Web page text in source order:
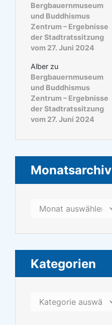
Bergbauernmuseum
und Buddhismus
Zentrum – Ergebnisse
der Stadtratssitzung
vom 27. Juni 2024
Alber zu
Bergbauernmuseum
und Buddhismus
Zentrum – Ergebnisse
der Stadtratssitzung
vom 27. Juni 2024
Monatsarchiv
Monatsarchiv
Kategorien
Kategorien